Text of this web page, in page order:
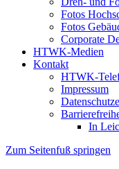
Fotos
Fotos
Corporate
HTWK-Medien
Kontakt
HTWK-
Impressum
In
Zum Seitenfuß springen